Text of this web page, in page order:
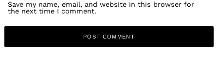
Save my name, email, and website in this browser for
the next time I comment.